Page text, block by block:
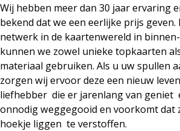
Wij hebben meer dan 30 jaar ervaring
bekend dat we een eerlijke prijs
netwerk in de kaartenwereld in
kunnen we zowel unieke topkaarten
materiaal gebruiken. Als u uw spullen
zorgen wij ervoor deze een nieuw
liefhebber die er jarenlang van geniet
onnodig weggegooid en voorkomt dat
hoekje liggen te verstoffen.